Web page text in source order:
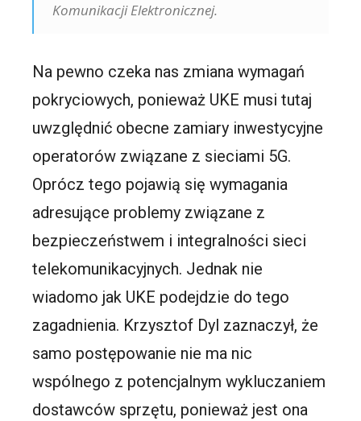
Komunikacji Elektronicznej.
Na pewno czeka nas zmiana wymagań
pokryciowych, ponieważ UKE musi tutaj
uwzględnić obecne zamiary inwestycyjne
operatorów związane z sieciami 5G.
Oprócz tego pojawią się wymagania
adresujące problemy związane z
bezpieczeństwem i integralności sieci
telekomunikacyjnych. Jednak nie
wiadomo jak UKE podejdzie do tego
zagadnienia. Krzysztof Dyl zaznaczył, że
samo postępowanie nie ma nic
wspólnego z potencjalnym wykluczaniem
dostawców sprzętu, ponieważ jest ona